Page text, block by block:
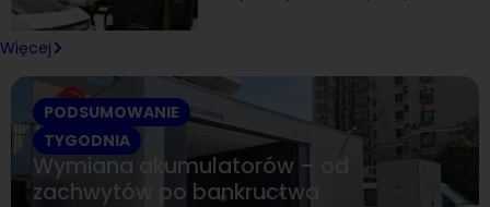
Więcej
PODSUMOWANIE
TYGODNIA
Wymiana akumulatorów – od
zachwytów po bankructwa